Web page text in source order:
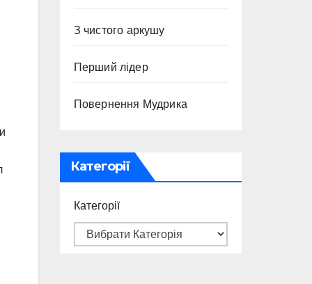
З чистого аркушу
Перший лідер
Повернення Мудрика
Категорії
Категорії